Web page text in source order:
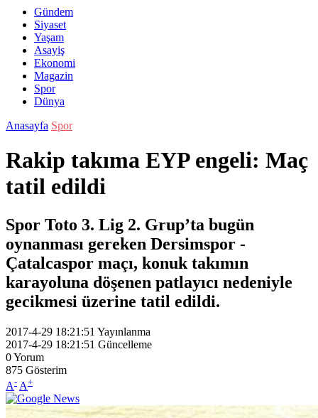
Gündem
Siyaset
Yaşam
Asayiş
Ekonomi
Magazin
Spor
Dünya
Anasayfa Spor
Rakip takıma EYP engeli: Maç
tatil edildi
Spor Toto 3. Lig 2. Grup’ta bugün
oynanması gereken Dersimspor -
Çatalcaspor maçı, konuk takımın
karayoluna döşenen patlayıcı nedeniyle
gecikmesi üzerine tatil edildi.
2017-4-29 18:21:51 Yayınlanma
2017-4-29 18:21:51 Güncelleme
0Yorum
875 Gösterim
A- A+